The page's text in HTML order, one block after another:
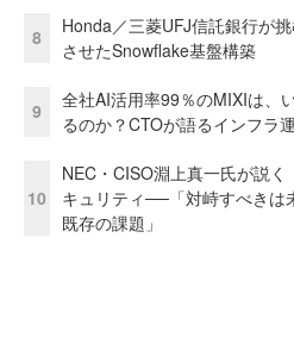
8
Honda／三菱UFJ信託銀行が
させたSnowflake基盤構築
9
全社AI活用率99％のMIXIは、
るのか？CTOが語るインフラ
10
NEC・CISO淵上真一氏が説
キュリティ──「対峙すべきは
既存の課題」